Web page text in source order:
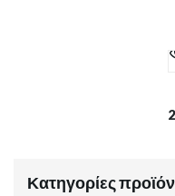
Κατηγορίες